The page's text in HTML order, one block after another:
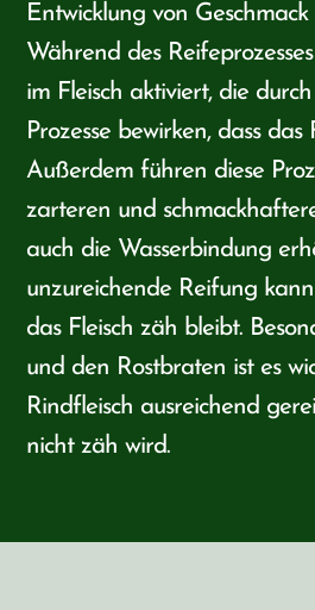
Entwicklung von
Während des
im Fleisch aktiviert, die
Prozesse bewirken, dass
Außerdem führen diese
zarteren und
auch die Wasserbindung
unzureichende Reifung
das Fleisch zäh bleibt.
und den Rostbraten ist es
Rindfleisch ausreichend
nicht zäh wird.